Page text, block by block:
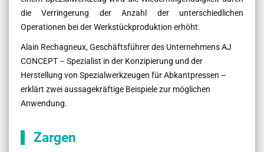
die Verringerung der Anzahl der unterschiedlichen
Operationen bei der Werkstückproduktion erhöht.
Alain Rechagneux, Geschäftsführer des Unternehmens AJ
CONCEPT – Spezialist in der Konzipierung und der
Herstellung von Spezialwerkzeugen für Abkantpressen –
erklärt zwei aussagekräftige Beispiele zur möglichen
Anwendung.
Zargen